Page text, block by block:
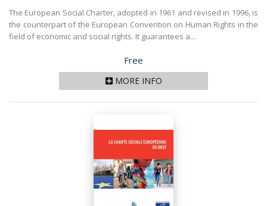
The European Social Charter, adopted in 1961 and revised in 1996, is
the counterpart of the European Convention on Human Rights in the
field of economic and social rights. It guarantees a...
Price
Free
MORE INFO